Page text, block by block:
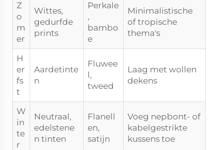
Z
o
m
er
Wittes,
gedurfde
prints
Perkale
,
bambo
e
Minimalistische
of tropische
thema's
H
er
fs
t
Aardetinte
n
Fluwee
l,
tweed
Laag met wollen
dekens
W
in
te
r
Neutraal,
edelstene
n tinten
Flanell
en,
satijn
Voeg nepbont- of
kabelgestrikte
kussens toe